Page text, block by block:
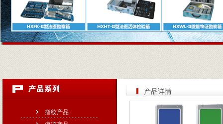
指纹产品
产品详情